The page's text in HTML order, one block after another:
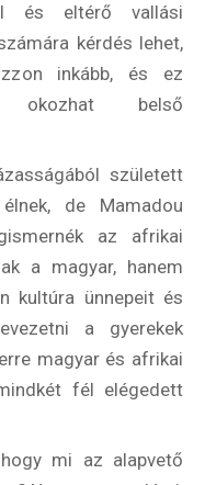
és eltérő vallási
kérdés lehet,
inkább, és ez
okozhat belső
született
de Mamadou
az afrikai
a magyar, hanem
kultúra ünnepeit és
a gyerekek
magyar és afrikai
fél elégedett
mi az alapvető